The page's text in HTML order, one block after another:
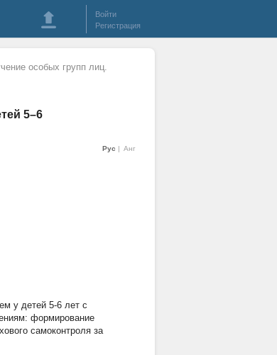
Войти
Регистрация
особых групп лиц.
5–6
Рус Анг
у детей 5-6 лет с
формирование
самоконтроля за